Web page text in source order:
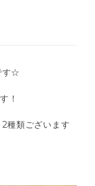
す☆
！
種類ございます